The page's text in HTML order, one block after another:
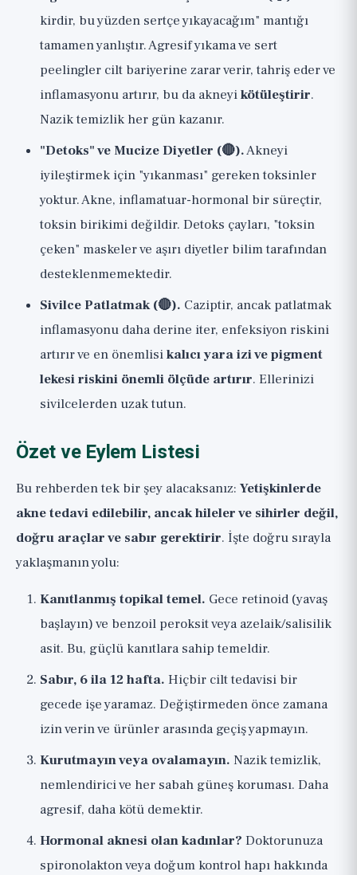
kirdir, bu yüzden sertçe yıkayacağım" mantığı
tamamen yanlıştır. Agresif yıkama ve sert
peelingler cilt bariyerine zarar verir, tahriş eder ve
inflamasyonu artırır, bu da akneyikötüleştirir.
Nazik temizlik her gün kazanır.
"Detoks" ve Mucize Diyetler (🔴).Akneyi
iyileştirmek için "yıkanması" gereken toksinler
yoktur. Akne, inflamatuar-hormonal bir süreçtir,
toksin birikimi değildir. Detoks çayları, "toksin
çeken" maskeler ve aşırı diyetler bilim tarafından
desteklenmemektedir.
Sivilce Patlatmak (🔴). Caziptir, ancak patlatmak
inflamasyonu daha derine iter, enfeksiyon riskini
artırır ve en önemlisikalıcı yara izi ve pigment
lekesi riskini önemli ölçüde artırır. Ellerinizi
sivilcelerden uzak tutun.
Özet ve Eylem Listesi
Bu rehberden tek bir şey alacaksanız: Yetişkinlerde
akne tedavi edilebilir, ancak hileler ve sihirler değil,
doğru araçlar ve sabır gerektirir. İşte doğru sırayla
yaklaşmanın yolu:
Kanıtlanmış topikal temel. Gece retinoid (yavaş
başlayın) ve benzoil peroksit veya azelaik/salisilik
asit. Bu, güçlü kanıtlara sahip temeldir.
Sabır, 6 ila 12 hafta. Hiçbir cilt tedavisi bir
gecede işe yaramaz. Değiştirmeden önce zamana
izin verin ve ürünler arasında geçiş yapmayın.
Kurutmayın veya ovalamayın. Nazik temizlik,
nemlendirici ve her sabah güneş koruması. Daha
agresif, daha kötü demektir.
Hormonal aknesi olan kadınlar? Doktorunuza
spironolakton veya doğum kontrol hapı hakkında